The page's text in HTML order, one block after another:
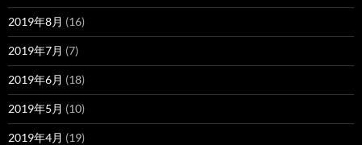
2019年8月 (16)
2019年7月 (7)
2019年6月 (18)
2019年5月 (10)
2019年4月 (19)